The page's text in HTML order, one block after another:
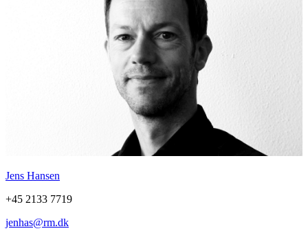
Jens Hansen
+45 2133 7719
jenhas@rm.dk